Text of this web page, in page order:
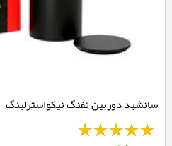
سانشید دوربین تفنگ نیکواسترلینگ